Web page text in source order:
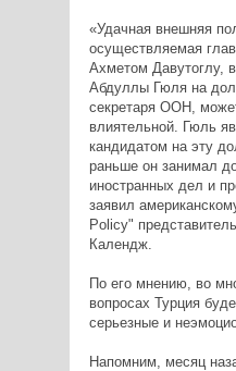
«Удачная внешняя
осуществляемая
Ахметом Давутоглу,
Абдуллы Гюля на
секретаря ООН,
влиятельной. Гюль
кандидатом на эту
раньше он занимал
иностранных дел и
заявил
Policy"
Календж.
По его мнению, во
вопросах Турция
серьезные и
Напомним, месяц